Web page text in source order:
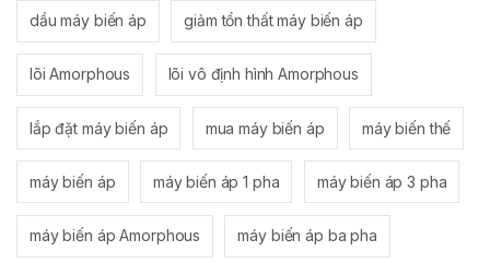
dầu máy biến áp giảm tổn thất máy biến áp
lõi Amorphous lõi vô định hình Amorphous
lắp đặt máy biến áp mua máy biến áp máy biến thế
máy biến áp máy biến áp 1 pha máy biến áp 3 pha
máy biến áp Amorphous máy biến áp ba pha